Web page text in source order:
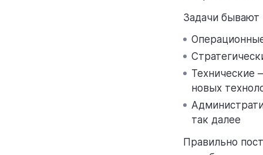
Задачи бывают
Технические
новых
так далее
Правильно